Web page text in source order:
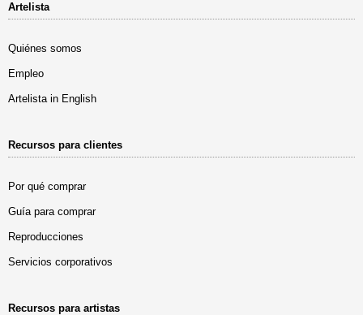
Artelista
Quiénes somos
Empleo
Artelista in English
Recursos para clientes
Por qué comprar
Guía para comprar
Reproducciones
Servicios corporativos
Recursos para artistas